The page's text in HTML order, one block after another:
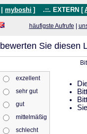
myboshi ] .::. EXTERN [
häufigste Aufrufe
bewerten Sie diesen
exzellent
sehr gut
gut
mittelmäßig
schlecht